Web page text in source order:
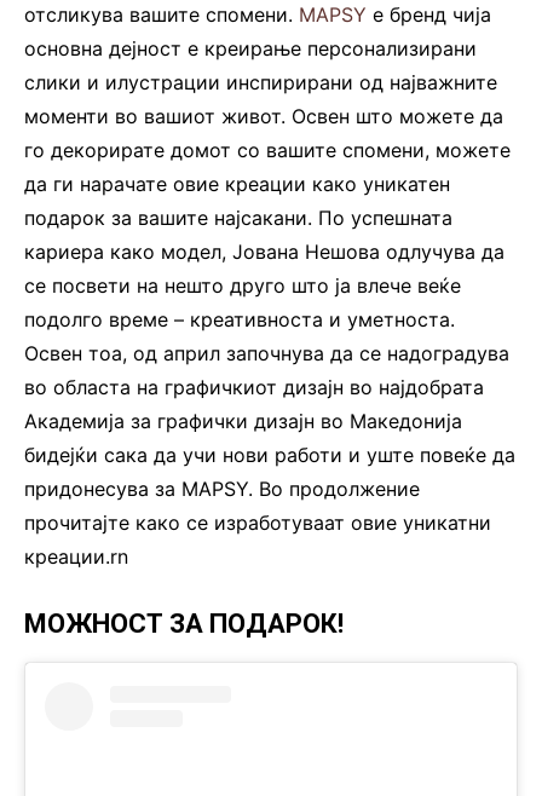
отсликува вашите спомени. MAPSY е бренд чија
основна дејност е креирање персонализирани
слики и илустрации инспирирани од најважните
моменти во вашиот живот. Освен што можете да
го декорирате домот со вашите спомени, можете
да ги нарачате овие креации како уникатен
подарок за вашите најсакани. По успешната
кариера како модел, Јована Нешова одлучува да
се посвети на нешто друго што ја влече веќе
подолго време – креативноста и уметноста.
Освен тоа, од април започнува да се надоградува
во областа на графичкиот дизајн во најдобрата
Академија за графички дизајн во Македонија
бидејќи сака да учи нови работи и уште повеќе да
придонесува за MAPSY. Во продолжение
прочитајте како се изработуваат овие уникатни
креации.rn
МОЖНОСТ ЗА ПОДАРОК!